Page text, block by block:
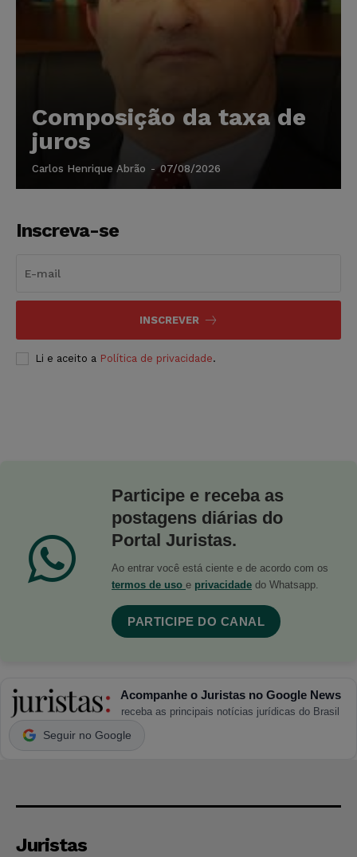
Composição da taxa de
juros
Carlos Henrique Abrão - 07/08/2026
Inscreva-se
INSCREVER
Li e aceito a Política de privacidade.
Participe e receba as
postagens diárias do
Portal Juristas.
Ao entrar você está ciente e de acordo com os
termos de uso e privacidade do Whatsapp.
PARTICIPE DO CANAL
Acompanhe o Juristas no Google News
receba as principais notícias jurídicas do Brasil
Seguir no Google
Juristas